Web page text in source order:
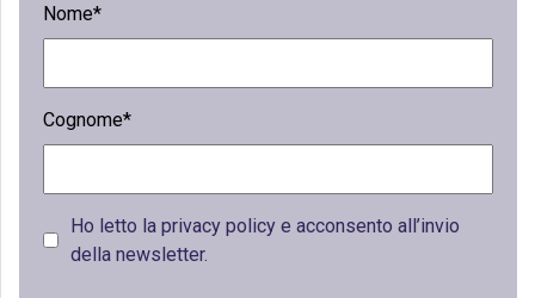
Nome*
Cognome*
Ho letto la privacy policy e acconsento all’invio
della newsletter.